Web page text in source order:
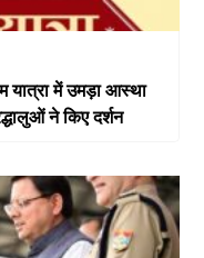
में उमड़ा आस्था
ने किए दर्शन